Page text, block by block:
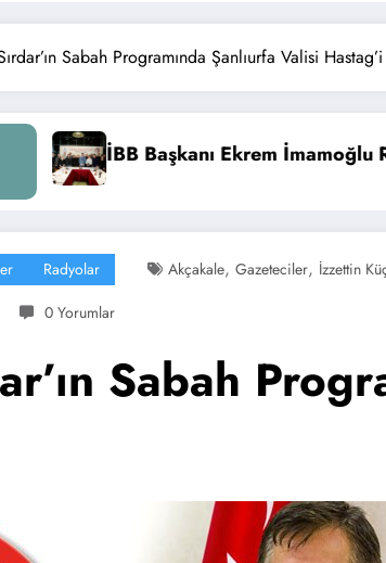
Sabah Programında Şanlıurfa Valisi Hastag’i
Sona Eriyor! DAB Hizmete Girdi.
Dünya
Radyolar Akçakale, Gazeteciler, İzzettin
0 Yorumlar
Sabah